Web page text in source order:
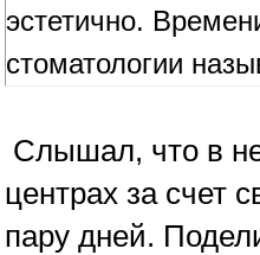
эстетично.
стоматологии
Слышал, что в
центрах за счет
пару дней.